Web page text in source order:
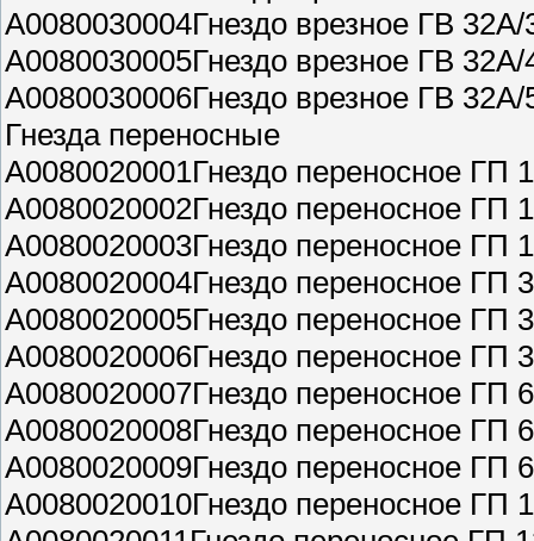
A0080030004Гнездо врезное ГВ
A0080030005Гнездо врезное ГВ
A0080030006Гнездо врезное ГВ
Гнезда переносные
A0080020001Гнездо переносное
A0080020002Гнездо переносное
A0080020003Гнездо переносное
A0080020004Гнездо переносное
A0080020005Гнездо переносное
A0080020006Гнездо переносное
A0080020007Гнездо переносное
A0080020008Гнездо переносное
A0080020009Гнездо переносное
A0080020010Гнездо переносное